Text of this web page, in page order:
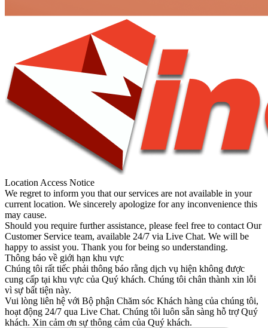
Location Access Notice
We regret to inform you that our services are not available in your
current location. We sincerely apologize for any inconvenience this
may cause.
Should you require further assistance, please feel free to contact Our
Customer Service team, available 24/7 via Live Chat. We will be
happy to assist you. Thank you for being so understanding.
Thông báo về giới hạn khu vực
Chúng tôi rất tiếc phải thông báo rằng dịch vụ hiện không được
cung cấp tại khu vực của Quý khách. Chúng tôi chân thành xin lỗi
vì sự bất tiện này.
Vui lòng liên hệ với Bộ phận Chăm sóc Khách hàng của chúng tôi,
hoạt động 24/7 qua Live Chat. Chúng tôi luôn sẵn sàng hỗ trợ Quý
khách. Xin cảm ơn sự thông cảm của Quý khách.